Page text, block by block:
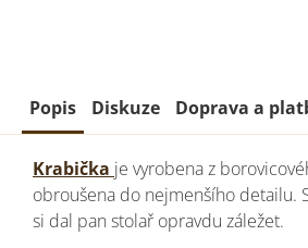
Popis Diskuze Doprava a
Krabička je vyrobena z
obroušena do nejmenšího detailu.
si dal pan stolař opravdu záležet.